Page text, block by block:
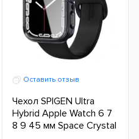
Оставить отзыв
Чехол SPIGEN Ultra
Hybrid Apple Watch 6 7
8 9 45 мм Space Crystal